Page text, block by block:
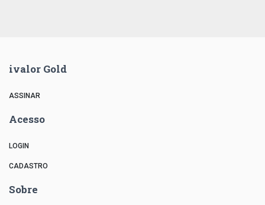
ivalor Gold
ASSINAR
Acesso
LOGIN
CADASTRO
Sobre